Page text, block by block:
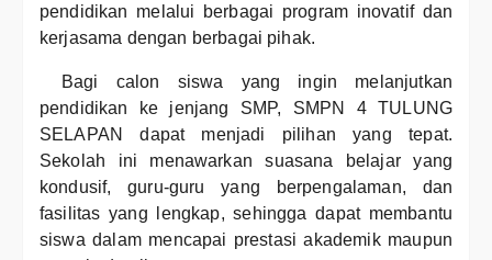
pendidikan melalui berbagai program inovatif dan
kerjasama dengan berbagai pihak.
Bagi calon siswa yang ingin melanjutkan
pendidikan ke jenjang SMP, SMPN 4 TULUNG
SELAPAN dapat menjadi pilihan yang tepat.
Sekolah ini menawarkan suasana belajar yang
kondusif, guru-guru yang berpengalaman, dan
fasilitas yang lengkap, sehingga dapat membantu
siswa dalam mencapai prestasi akademik maupun